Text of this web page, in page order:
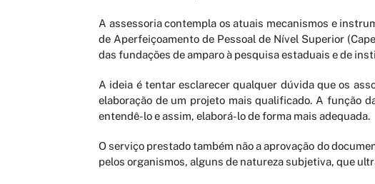
A assessoria contempla os atuais mecanismos e
de Aperfeiçoamento de Pessoal de Nível Superior
das fundações de amparo à pesquisa estaduais e de
A ideia é tentar esclarecer qualquer dúvida que os
elaboração de um projeto mais qualificado. A função
entendê-lo e assim, elaborá-lo de forma mais adequada.
O serviço prestado também não a aprovação do
pelos organismos, alguns de natureza subjetiva, que